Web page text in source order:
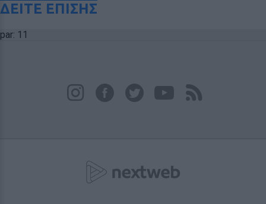
ΔΕΙΤΕ ΕΠΙΣΗΣ
par: 11